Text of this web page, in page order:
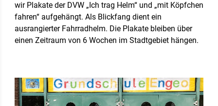
wir Plakate der DVW „Ich trag Helm“ und „mit Köpfchen
fahren“ aufgehängt. Als Blickfang dient ein
ausrangierter Fahrradhelm. Die Plakate bleiben über
einen Zeitraum von 6 Wochen im Stadtgebiet hängen.